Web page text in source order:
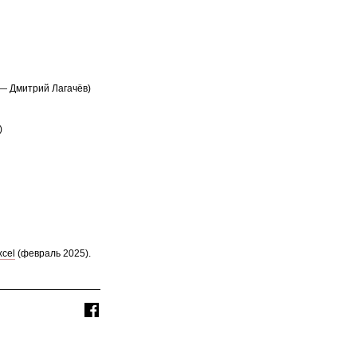
Дмитрий Лагачёв)
(февраль 2025).